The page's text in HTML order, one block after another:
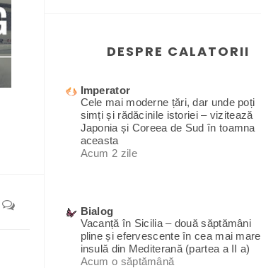
DESPRE CALATORII
Imperator
Cele mai moderne țări, dar unde poți
simți și rădăcinile istoriei – vizitează
Japonia și Coreea de Sud în toamna
aceasta
Acum 2 zile
Bialog
Vacanță în Sicilia – două săptămâni
pline și efervescente în cea mai mare
insulă din Mediterană (partea a II a)
Acum o săptămână